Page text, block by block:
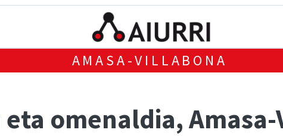
AMASA-VILLABONA
omenaldia,